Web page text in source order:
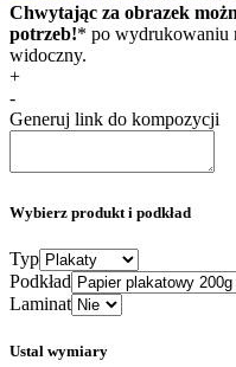
Chwytając za obrazek
potrzeb!* po wydrukowaniu
widoczny.
+
-
Generuj link do kompozycji
Wybierz produkt i podkład
Typ
Podkład
Laminat
Ustal wymiary